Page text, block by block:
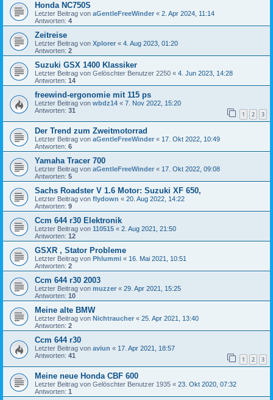
Honda NC750S
Letzter Beitrag von aGentleFreeWinder « 2. Apr 2024, 11:14
Antworten: 4
Zeitreise
Letzter Beitrag von Xplorer « 4. Aug 2023, 01:20
Antworten: 2
Suzuki GSX 1400 Klassiker
Letzter Beitrag von Gelöschter Benutzer 2250 « 4. Jun 2023, 14:28
Antworten: 14
freewind-ergonomie mit 115 ps
Letzter Beitrag von wbdz14 « 7. Nov 2022, 15:20
Antworten: 31 1 2 3
Der Trend zum Zweitmotorrad
Letzter Beitrag von aGentleFreeWinder « 17. Okt 2022, 10:49
Antworten: 6
Yamaha Tracer 700
Letzter Beitrag von aGentleFreeWinder « 17. Okt 2022, 09:08
Antworten: 5
Sachs Roadster V 1.6 Motor: Suzuki XF 650,
Letzter Beitrag von flydown « 20. Aug 2022, 14:22
Antworten: 9
Ccm 644 r30 Elektronik
Letzter Beitrag von 110515 « 2. Aug 2021, 21:50
Antworten: 12
GSXR , Stator Probleme
Letzter Beitrag von Phlummi « 16. Mai 2021, 10:51
Antworten: 2
Ccm 644 r30 2003
Letzter Beitrag von muzzer « 29. Apr 2021, 15:25
Antworten: 10
Meine alte BMW
Letzter Beitrag von Nichtraucher « 25. Apr 2021, 13:40
Antworten: 2
Ccm 644 r30
Letzter Beitrag von aviun « 17. Apr 2021, 18:57
Antworten: 41 1 2 3
Meine neue Honda CBF 600
Letzter Beitrag von Gelöschter Benutzer 1935 « 23. Okt 2020, 07:32
Antworten: 1